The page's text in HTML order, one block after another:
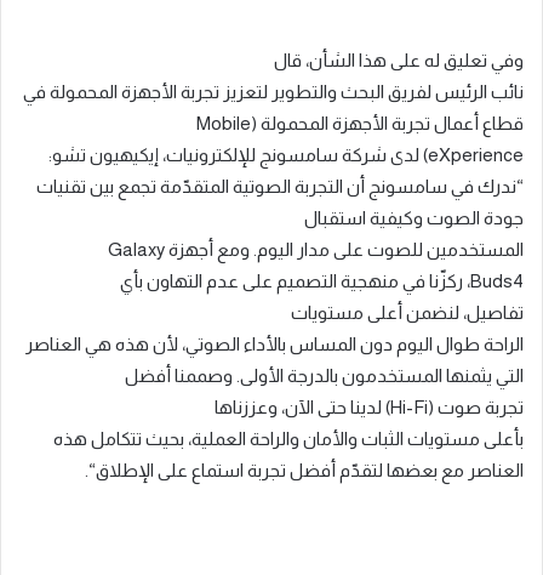
وفي تعليق له على هذا الشأن، قال
نائب الرئيس لفريق البحث والتطوير لتعزيز تجربة الأجهزة المحمولة في
قطاع أعمال تجربة الأجهزة المحمولة (
Mobile
eXperience
) لدى شركة سامسونج للإلكترونيات، إيكيهيون تشو:
“ندرك في سامسونج أن التجربة الصوتية المتقدّمة تجمع بين تقنيات
جودة الصوت وكيفية استقبال
المستخدمين للصوت على مدار اليوم ومع أجهزةGalaxy
Buds4، ركزّنا في منهجية التصميم على عدم التهاون بأي
تفاصيل، لنضمن أعلى مستويات
الراحة طوال اليوم دون المساس بالأداء الصوتي، لأن هذه هي العناصر
التي يثمنها المستخدمون بالدرجة الأولى وصممنا أفضل
تجربة صوت (
Hi-Fi
) لدينا حتى الآن، وعززناها
بأعلى مستويات الثبات والأمان والراحة العملية، بحيث تتكامل هذه
العناصر مع بعضها لتقدّم أفضل تجربة استماع على الإطلاق“.